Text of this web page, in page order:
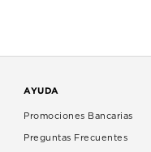
AYUDA
Promociones Bancarias
Preguntas Frecuentes